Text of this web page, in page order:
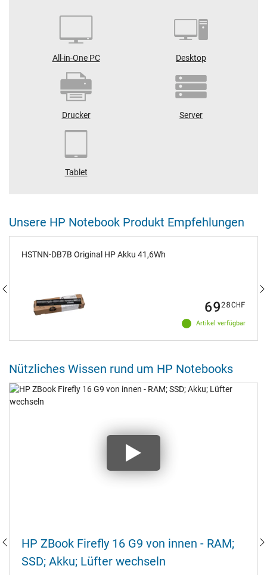
All-in-One PC Desktop
Drucker Server
Tablet
Unsere HP Notebook Produkt Empfehlungen
HSTNN-DB7B Original HP Akku 41,6Wh
Artikel verfügbar
6928CHF
Nützliches Wissen rund um HP Notebooks
HP ZBook Firefly 16 G9 von innen - RAM;
SSD; Akku; Lüfter wechseln